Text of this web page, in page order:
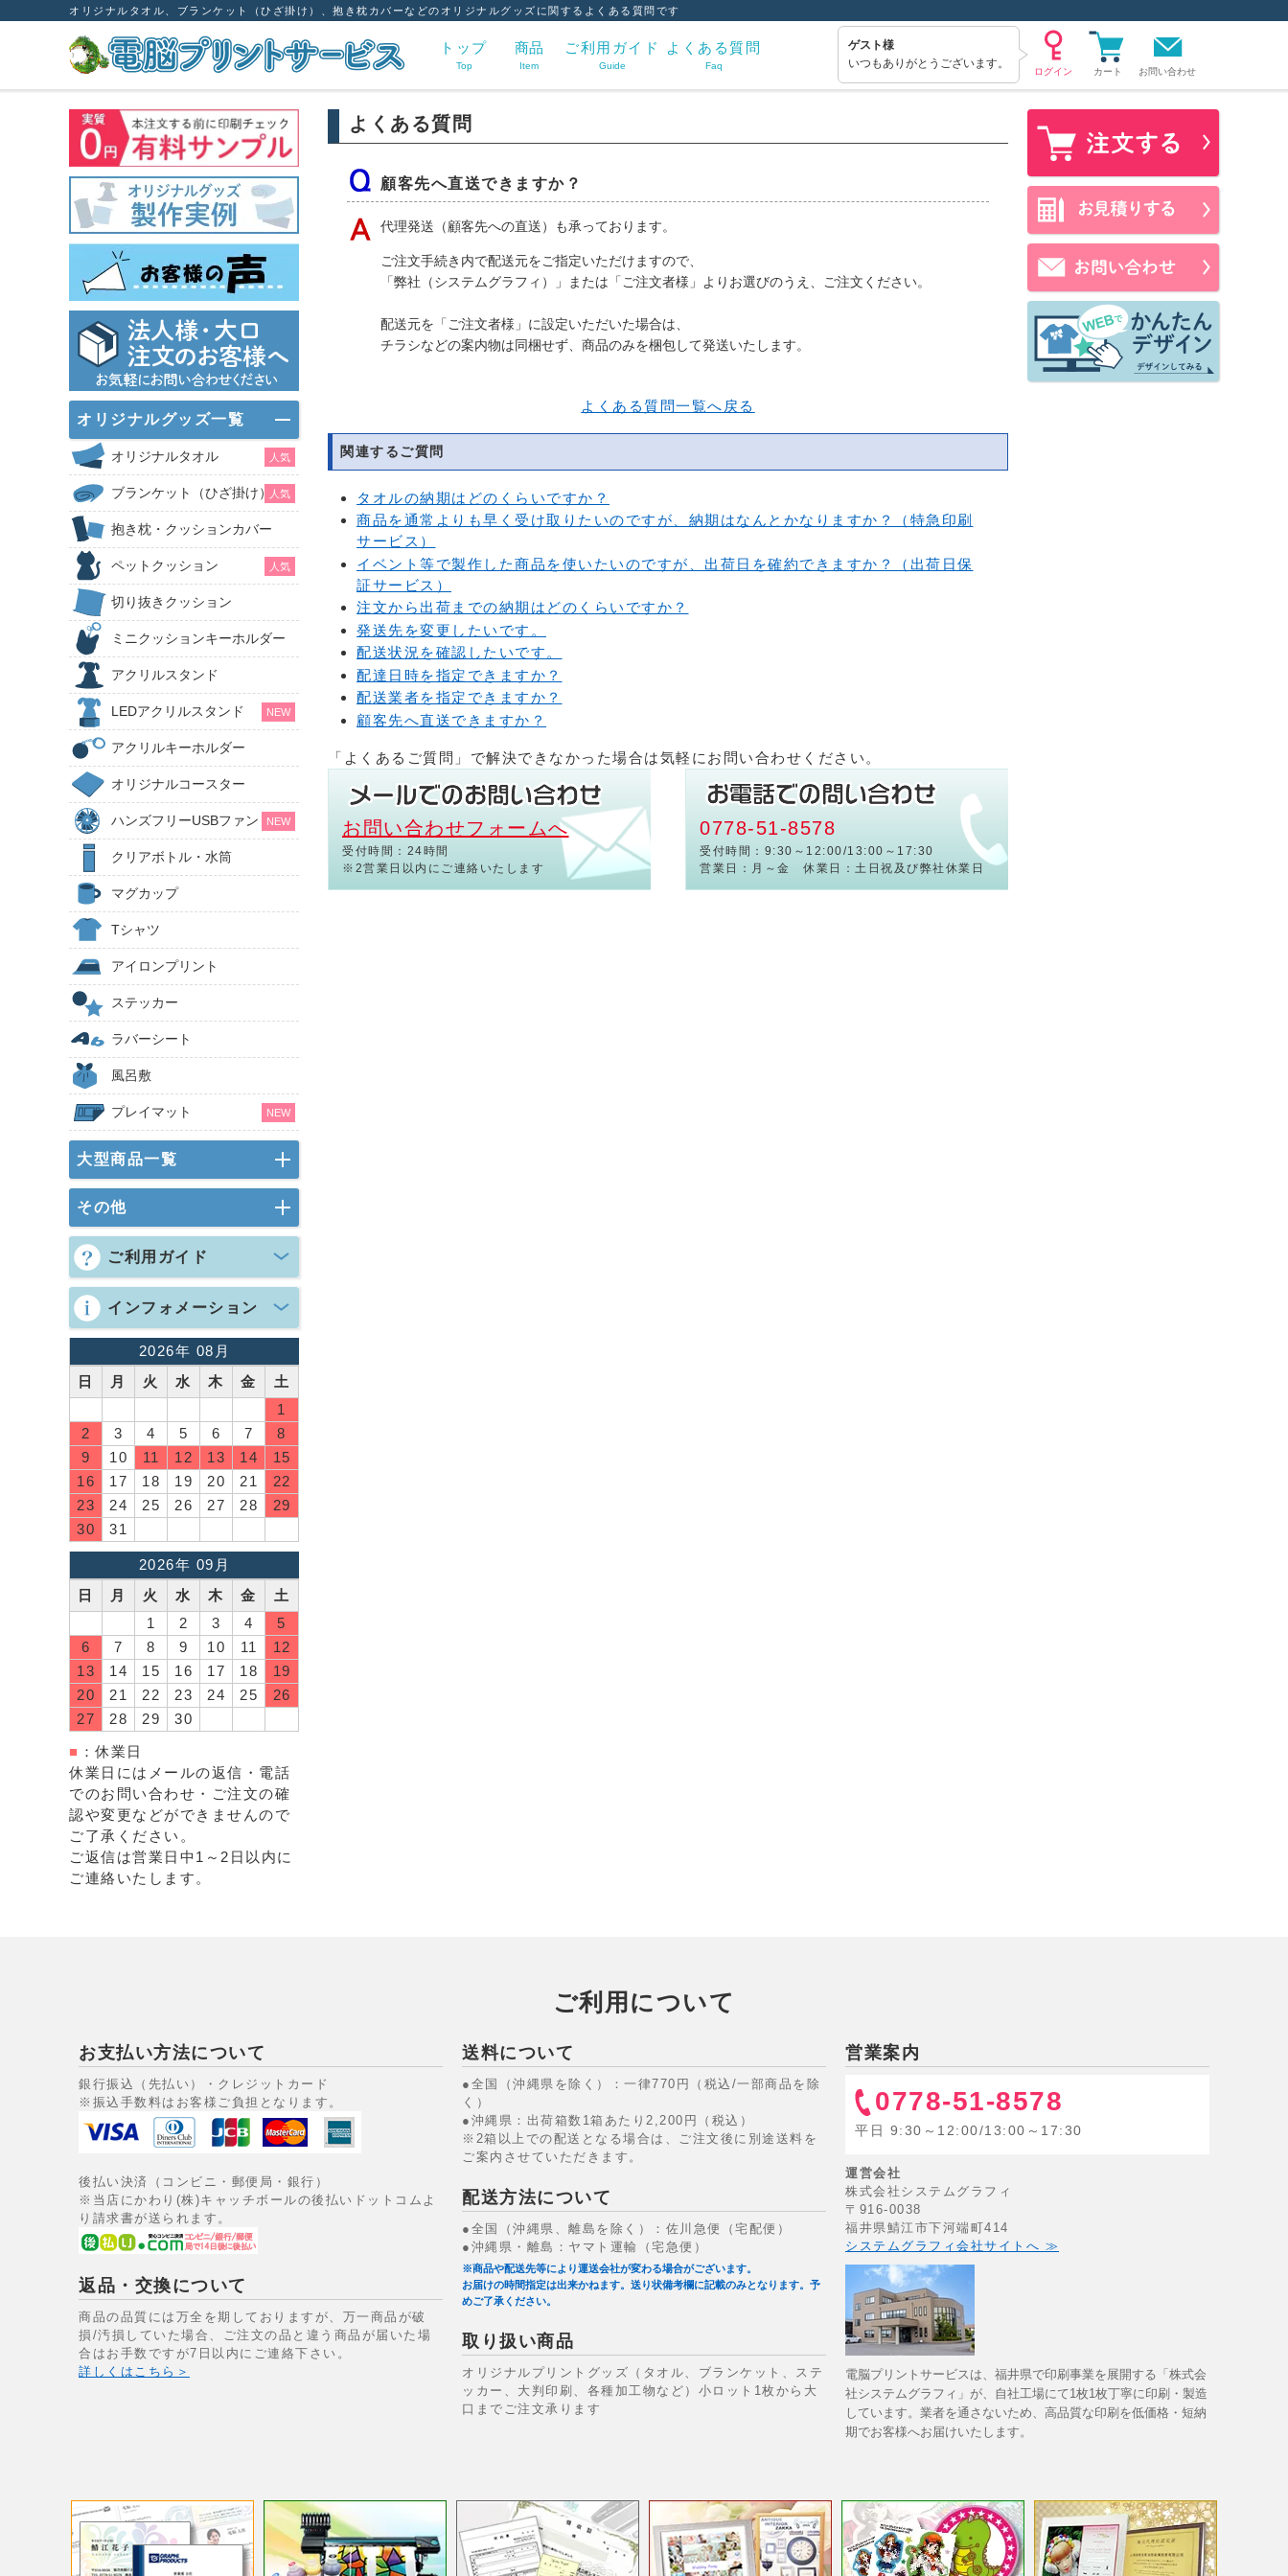
オリジナルタオル、ブランケット（ひざ掛け）、抱き枕カバーなどのオリジナルグッズに関するよくある質問です
トップ
Top
商品
Item
ご利用ガイド
Guide
よくある質問
Faq
お問い合わせ
ゲスト様
いつもありがとうございます。
よくある質問
顧客先へ直送できますか？
代理発送（顧客先への直送）も承っております。
ご注文手続き内で配送元をご指定いただけますので、
「弊社（システムグラフィ）」または「ご注文者様」よりお選びのうえ、ご注文ください。
配送元を「ご注文者様」に設定いただいた場合は、
チラシなどの案内物は同梱せず、商品のみを梱包して発送いたします。
よくある質問一覧へ戻る
関連するご質問
タオルの納期はどのくらいですか？
商品を通常よりも早く受け取りたいのですが、納期はなんとかなりますか？（特急印刷
サービス）
イベント等で製作した商品を使いたいのですが、出荷日を確約できますか？（出荷日保
証サービス）
注文から出荷までの納期はどのくらいですか？
発送先を変更したいです。
配送状況を確認したいです。
配達日時を指定できますか？
配送業者を指定できますか？
顧客先へ直送できますか？
「よくあるご質問」で解決できなかった場合は気軽にお問い合わせください。
お問い合わせフォームへ
受付時間：24時間
※2営業日以内にご連絡いたします
0778-51-8578
受付時間：9:30～12:00/13:00～17:30
営業日：月～金 休業日：土日祝及び弊社休業日
オリジナルグッズ一覧
オリジナルタオル 人気
ブランケット（ひざ掛け） 人気
抱き枕・クッションカバー
ペットクッション 人気
切り抜きクッション
ミニクッションキーホルダー
アクリルスタンド
LEDアクリルスタンド NEW
アクリルキーホルダー
オリジナルコースター
ハンズフリーUSBファン NEW
クリアボトル・水筒
マグカップ
Tシャツ
アイロンプリント
ステッカー
ラバーシート
風呂敷
プレイマット NEW
大型商品一覧
その他
ご利用ガイド
インフォメーション
2026年 08月
日
月 火 水 木 金
土
1
2
3 4 5 6 7
8
9
10 11 12 13 14
15
16
17 18 19 20 21
22
23
24 25 26 27 28
29
30
31
2026年 09月
日
月 火 水 木 金
土
1
2 3 4
5
6
7 8 9 10 11
12
13
14 15 16 17 18
19
20
21 22 23 24 25
26
27
28 29
30
■ ：休業日
休業日にはメールの返信・電話
でのお問い合わせ・ご注文の確
認や変更などができませんので
ご了承ください。
ご返信は営業日中1～2日以内に
ご連絡いたします。
ご利用について
お支払い方法について
銀行振込（先払い）・クレジットカード
※振込手数料はお客様ご負担となります。
後払い決済（コンビニ・郵便局・銀行）
※当店にかわり(株)キャッチボールの後払いドットコムよ
り請求書が送られます。
返品・交換について
商品の品質には万全を期しておりますが、万一商品が破
損/汚損していた場合、ご注文の品と違う商品が届いた場
合はお手数ですが7日以内にご連絡下さい。
詳しくはこちら＞
送料について
●全国（沖縄県を除く）：一律770円（税込/一部商品を除
く）
●沖縄県：出荷箱数1箱あたり2,200円（税込）
※2箱以上での配送となる場合は、ご注文後に別途送料を
ご案内させていただきます。
配送方法について
●全国（沖縄県、離島を除く）：佐川急便（宅配便）
●沖縄県・離島：ヤマト運輸（宅急便）
※商品や配送先等により運送会社が変わる場合がございます。
お届けの時間指定は出来かねます。送り状備考欄に記載のみとなります。予
めご了承ください。
取り扱い商品
オリジナルプリントグッズ（タオル、ブランケット、ステ
ッカー、大判印刷、各種加工物など）小ロット1枚から大
口までご注文承ります
営業案内
0778-51-8578
平日 9:30～12:00/13:00～17:30
運営会社
株式会社システムグラフィ
〒916-0038
福井県鯖江市下河端町414
システムグラフィ会社サイトへ ≫
電脳プリントサービスは、福井県で印刷事業を展開する「株式会
社システムグラフィ」が、自社工場にて1枚1枚丁寧に印刷・製造
しています。業者を通さないため、高品質な印刷を低価格・短納
期でお客様へお届けいたします。